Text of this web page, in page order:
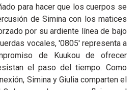
para hacer que los cuerpos se
de Simina con los matices
por su ardiente línea de bajo
vocales, '0805' representa a
de Kuukou de ofrecer
el paso del tiempo. Como
Simina y Giulia comparten el